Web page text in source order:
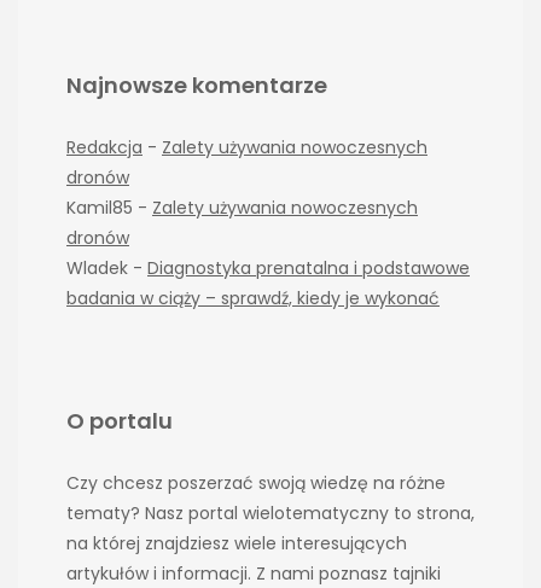
Najnowsze komentarze
Redakcja - Zalety używania nowoczesnych
dronów
Kamil85 - Zalety używania nowoczesnych
dronów
Wladek - Diagnostyka prenatalna i podstawowe
badania w ciąży – sprawdź, kiedy je wykonać
O portalu
Czy chcesz poszerzać swoją wiedzę na różne
tematy? Nasz portal wielotematyczny to strona,
na której znajdziesz wiele interesujących
artykułów i informacji. Z nami poznasz tajniki